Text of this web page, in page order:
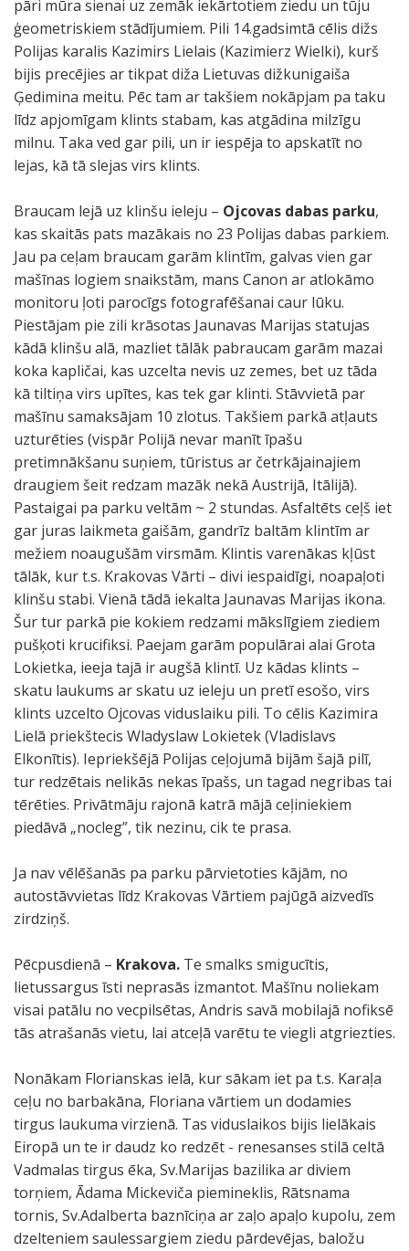
pāri mūra sienai uz zemāk iekārtotiem ziedu un tūju
ģeometriskiem stādījumiem. Pili 14.gadsimtā cēlis dižs
Polijas karalis Kazimirs Lielais (Kazimierz Wielki), kurš
bijis precējies ar tikpat diža Lietuvas dižkunigaiša
Ģedimina meitu. Pēc tam ar takšiem nokāpjam pa taku
līdz apjomīgam klints stabam, kas atgādina milzīgu
milnu. Taka ved gar pili, un ir iespēja to apskatīt no
lejas, kā tā slejas virs klints.
Braucam lejā uz klinšu ieleju – Ojcovas dabas parku,
kas skaitās pats mazākais no 23 Polijas dabas parkiem.
Jau pa ceļam braucam garām klintīm, galvas vien gar
mašīnas logiem snaikstām, mans Canon ar atlokāmo
monitoru ļoti parocīgs fotografēšanai caur lūku.
Piestājam pie zili krāsotas Jaunavas Marijas statujas
kādā klinšu alā, mazliet tālāk pabraucam garām mazai
koka kapličai, kas uzcelta nevis uz zemes, bet uz tāda
kā tiltiņa virs upītes, kas tek gar klinti. Stāvvietā par
mašīnu samaksājam 10 zlotus. Takšiem parkā atļauts
uzturēties (vispār Polijā nevar manīt īpašu
pretimnākšanu suņiem, tūristus ar četrkājainajiem
draugiem šeit redzam mazāk nekā Austrijā, Itālijā).
Pastaigai pa parku veltām ~ 2 stundas. Asfaltēts ceļš iet
gar juras laikmeta gaišām, gandrīz baltām klintīm ar
mežiem noaugušām virsmām. Klintis varenākas kļūst
tālāk, kur t.s. Krakovas Vārti – divi iespaidīgi, noapaļoti
klinšu stabi. Vienā tādā iekalta Jaunavas Marijas ikona.
Šur tur parkā pie kokiem redzami mākslīgiem ziediem
pušķoti krucifiksi. Paejam garām populārai alai Grota
Lokietka, ieeja tajā ir augšā klintī. Uz kādas klints –
skatu laukums ar skatu uz ieleju un pretī esošo, virs
klints uzcelto Ojcovas viduslaiku pili. To cēlis Kazimira
Lielā priekštecis Wladyslaw Lokietek (Vladislavs
Elkonītis). Iepriekšējā Polijas ceļojumā bijām šajā pilī,
tur redzētais nelikās nekas īpašs, un tagad negribas tai
tērēties. Privātmāju rajonā katrā mājā ceļiniekiem
piedāvā „nocleg”, tik nezinu, cik te prasa.
Ja nav vēlēšanās pa parku pārvietoties kājām, no
autostāvvietas līdz Krakovas Vārtiem pajūgā aizvedīs
zirdziņš.
Pēcpusdienā – Krakova. Te smalks smigucītis,
lietussargus īsti neprasās izmantot. Mašīnu noliekam
visai patālu no vecpilsētas, Andris savā mobilajā nofiksē
tās atrašanās vietu, lai atceļā varētu te viegli atgriezties.
Nonākam Florianskas ielā, kur sākam iet pa t.s. Karaļa
ceļu no barbakāna, Floriana vārtiem un dodamies
tirgus laukuma virzienā. Tas viduslaikos bijis lielākais
Eiropā un te ir daudz ko redzēt - renesanses stilā celtā
Vadmalas tirgus ēka, Sv.Marijas bazilika ar diviem
torņiem, Ādama Mickeviča piemineklis, Rātsnama
tornis, Sv.Adalberta baznīciņa ar zaļo apaļo kupolu, zem
dzelteniem saulessargiem ziedu pārdevējas, baložu